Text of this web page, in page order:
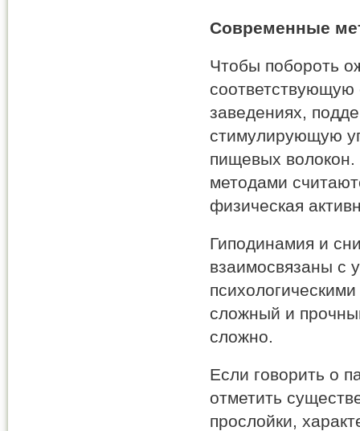
Современные
Чтобы побороть
соответствующую
заведениях,
стимулирующую
пищевых
методами
физическая
Гиподинамия и
взаимосвязаны с
сложный и
сложно.
Если говорить о
отметить
прослойки,